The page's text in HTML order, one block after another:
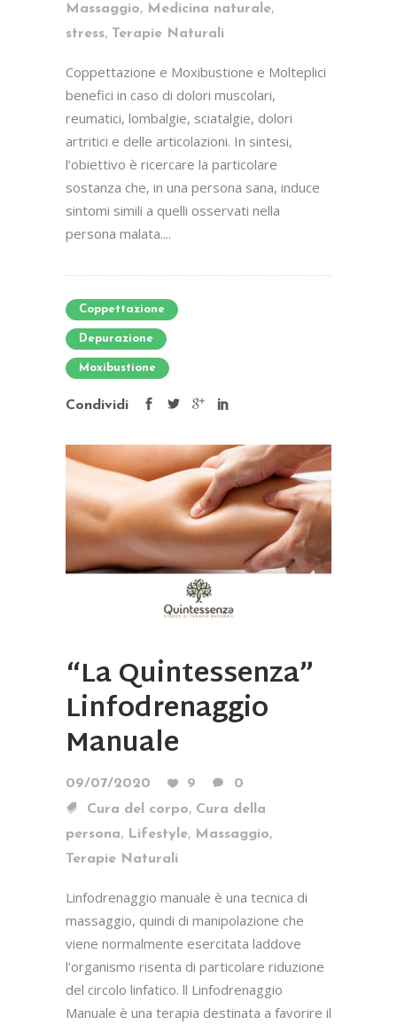
Massaggio, Medicina naturale,
stress, Terapie Naturali
Coppettazione e Moxibustione e Molteplici
benefici in caso di dolori muscolari,
reumatici, lombalgie, sciatalgie, dolori
artritici e delle articolazioni. In sintesi,
l’obiettivo è ricercare la particolare
sostanza che, in una persona sana, induce
sintomi simili a quelli osservati nella
persona malata....
Coppettazione
Depurazione
Moxibustione
Condividi
“La Quintessenza”
Linfodrenaggio
Manuale
09/07/2020 9
0
Cura del corpo, Cura della
persona, Lifestyle, Massaggio,
Terapie Naturali
Linfodrenaggio manuale è una tecnica di
massaggio, quindi di manipolazione che
viene normalmente esercitata laddove
l’organismo risenta di particolare riduzione
del circolo linfatico. ll Linfodrenaggio
Manuale è una terapia destinata a favorire il